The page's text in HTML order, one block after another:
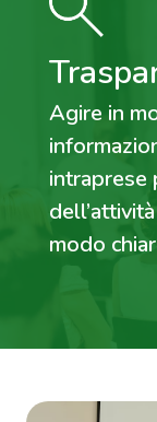
Agire in
intraprese
modo